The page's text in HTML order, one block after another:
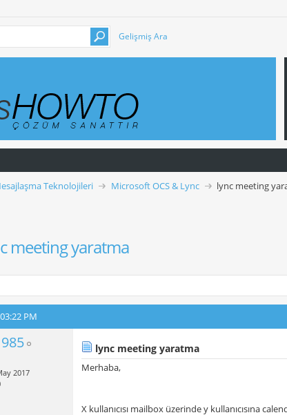
Gelişmiş Ara
Teknolojileri Microsoft OCS & Lync lync meeting
meeting yaratma
03:22 PM
2017
lync meeting yaratma
Merhaba,
X kullanıcısı mailbox üzerinde y kullanıcısına